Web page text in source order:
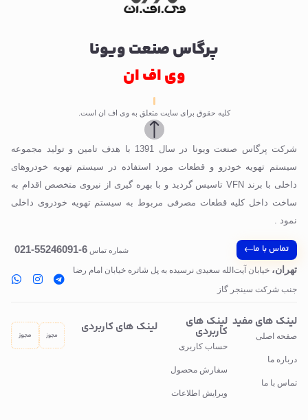
پرگاس صنعت ویونا
وی اف ان
کلیه حقوق برای سایت متعلق به وی اف ان است.
شرکت پرگاس صنعت ویونا در سال 1391 با هدف تامین و تولید مجموعه
سیستم تهویه خودرو و قطعات مورد استفاده در سیستم تهویه خودروهای
داخلی با برند VFN تاسیس گردید و با بهره گیری از نیروی متخصص اقدام به
ساخت داخل کلیه قطعات مصرفی مربوط به سیستم تهویه خودروی داخلی
نمود .
تماس با ما شماره تماس 6-55246091-021
تهران، خیابان آیت‌الله سعیدی نرسیده به پل‌ شاتره خیابان امام رضا
جنب شرکت سینجر گاز
لینک های مفید
صفحه اصلی
درباره ما
تماس با ما
لینک های
کاربردی
حساب کاربری
سفارش محصول
ویرایش اطلاعات
لینک های کاربردی